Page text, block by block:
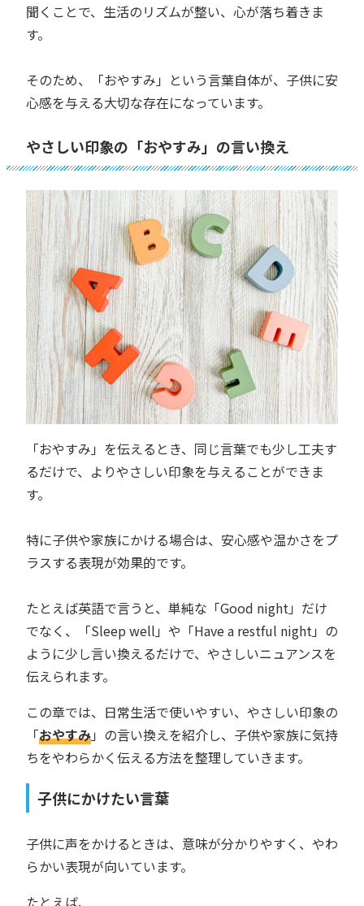
聞くことで、生活のリズムが整い、心が落ち着きま
す。
そのため、「おやすみ」という言葉自体が、子供に安
心感を与える大切な存在になっています。
やさしい印象の「おやすみ」の言い換え
「おやすみ」を伝えるとき、同じ言葉でも少し工夫す
るだけで、よりやさしい印象を与えることができま
す。
特に子供や家族にかける場合は、安心感や温かさをプ
ラスする表現が効果的です。
たとえば英語で言うと、単純な「Good night」だけ
でなく、「Sleep well」や「Have a restful night」の
ように少し言い換えるだけで、やさしいニュアンスを
伝えられます。
この章では、日常生活で使いやすい、やさしい印象の
「おやすみ」の言い換えを紹介し、子供や家族に気持
ちをやわらかく伝える方法を整理していきます。
子供にかけたい言葉
子供に声をかけるときは、意味が分かりやすく、やわ
らかい表現が向いています。
たとえば、